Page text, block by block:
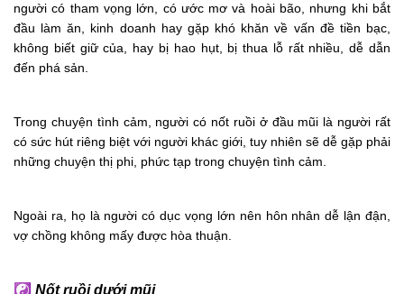
người có tham vọng lớn, có ước mơ và hoài bão, nhưng khi bắt
đầu làm ăn, kinh doanh hay gặp khó khăn về vấn đề tiền bạc,
không biết giữ của, hay bị hao hụt, bị thua lỗ rất nhiều, dễ dẫn
đến phá sản.
Trong chuyện tình cảm, người có nốt ruồi ở đầu mũi là người rất
có sức hút riêng biệt với người khác giới, tuy nhiên sẽ dễ gặp phải
những chuyện thị phi, phức tạp trong chuyện tình cảm.
Ngoài ra, họ là người có dục vọng lớn nên hôn nhân dễ lận đận,
vợ chồng không mấy được hòa thuận.
☯ Nốt ruồi dưới mũi